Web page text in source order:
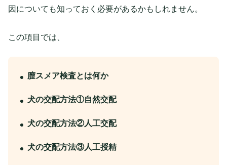
因についても知っておく必要があるかもしれません。
この項目では、
膣スメア検査とは何か
犬の交配方法①自然交配
犬の交配方法②人工交配
犬の交配方法③人工授精